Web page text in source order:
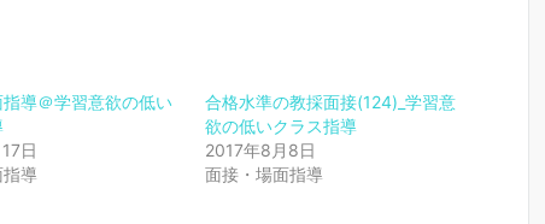
導＠学習意欲の低い
日
導
合格水準の教採面接(124)_学習意
欲の低いクラス指導
2017年8月8日
面接・場面指導